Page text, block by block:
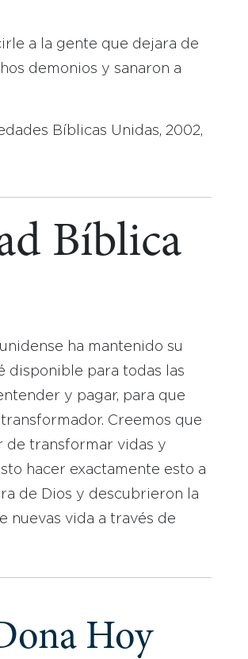
a la gente que dejara de
demonios y sanaron a
Bíblicas Unidas, 2002,
Bíblica
ha mantenido su
disponible para todas las
y pagar, para que
Creemos que
de transformar vidas y
hacer exactamente esto a
de Dios y descubrieron la
nuevas vida a través de
Hoy